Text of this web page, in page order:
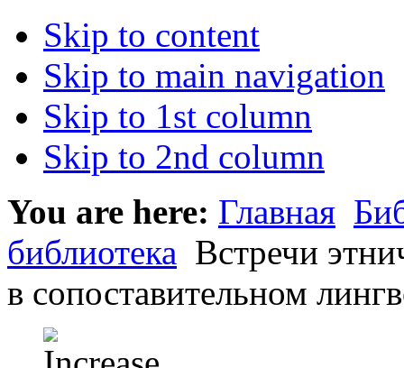
Skip to content
Skip to main navigation
Skip to 1st column
Skip to 2nd column
You are here: Главная
библиотека Встречи
в сопоставительном